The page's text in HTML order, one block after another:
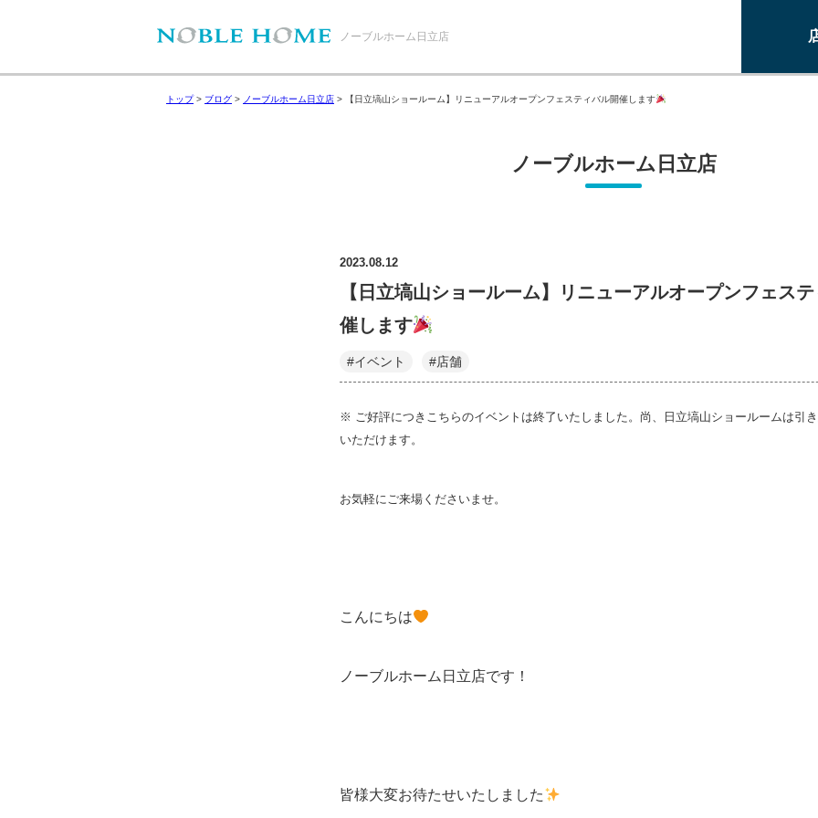
ノーブルホーム日立店
トップ> ブログ > ノーブルホーム日立店 > 【日立塙山ショールーム】リニューアルオープンフェスティバル開催します
ノーブルホーム日立店
2023.08.12
【日立塙山ショールーム】リニューアルオープンフェス
催します
#イベント #店舗
※ ご好評につきこちらのイベントは終了いたしました。尚、日立塙山ショールームは引
いただけます。
お気軽にご来場くださいませ。
こんにちは
ノーブルホーム日立店です！
皆様大変お待たせいたしました